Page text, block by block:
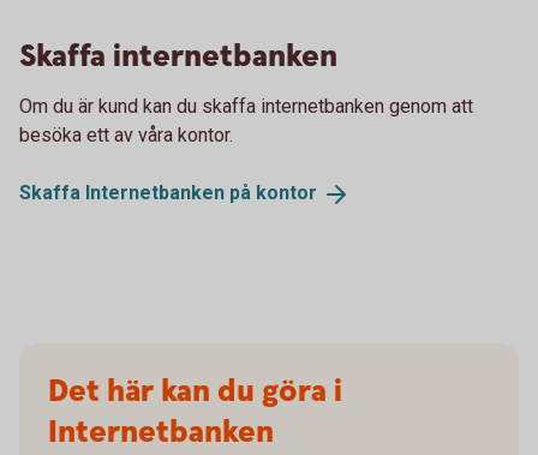
Skaffa internetbanken
Om du är kund kan du skaffa internetbanken genom att
besöka ett av våra kontor.
Skaffa Internetbanken på kontor
Det här kan du göra i
Internetbanken